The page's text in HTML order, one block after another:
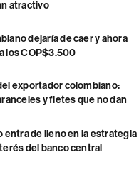
atractivo
dejaría de caer y ahora
los COP$3.500
exportador colombiano:
y fletes que no dan
entra de lleno en la estrategia
del banco central